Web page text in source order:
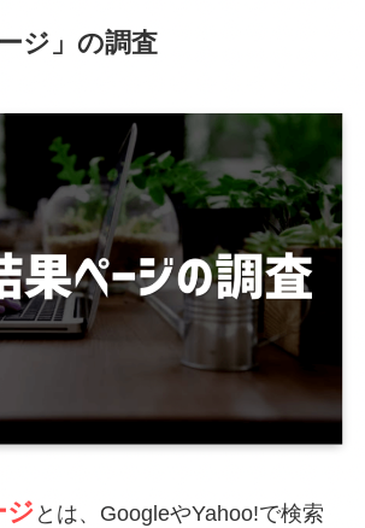
ジ」の調査
ジ とは、GoogleやYahoo!で検索